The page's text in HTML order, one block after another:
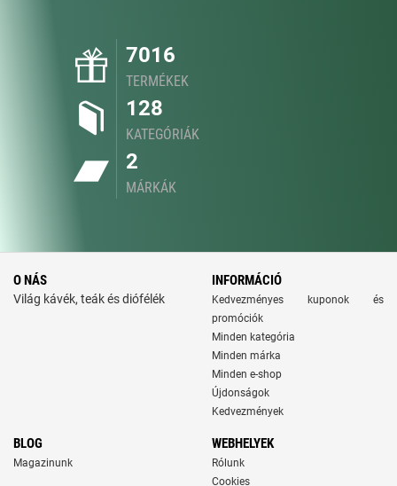
7016
TERMÉKEK
128
KATEGÓRIÁK
2
MÁRKÁK
O NÁS
Világ kávék, teák és diófélék
INFORMÁCIÓ
Kedvezményes kuponok és
promóciók
Minden kategória
Minden márka
Minden e-shop
Újdonságok
Kedvezmények
BLOG
Magazinunk
WEBHELYEK
Rólunk
Cookies